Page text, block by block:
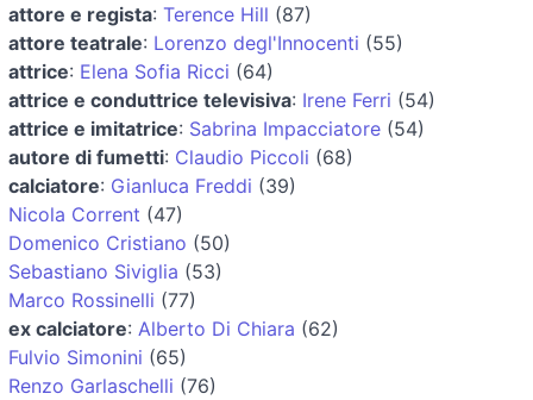
attore e regista: Terence Hill (87)
attore teatrale: Lorenzo degl'Innocenti (55)
attrice: Elena Sofia Ricci (64)
attrice e conduttrice televisiva: Irene Ferri (54)
attrice e imitatrice: Sabrina Impacciatore (54)
autore di fumetti: Claudio Piccoli (68)
calciatore: Gianluca Freddi (39)
Nicola Corrent (47)
Domenico Cristiano (50)
Sebastiano Siviglia (53)
Marco Rossinelli (77)
ex calciatore: Alberto Di Chiara (62)
Fulvio Simonini (65)
Renzo Garlaschelli (76)